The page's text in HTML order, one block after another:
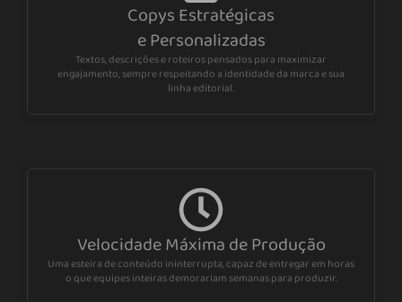
Copys Estratégicas
e Personalizadas
Textos, descrições e roteiros pensados para maximizar
engajamento, sempre respeitando a identidade da marca e sua
linha editorial.
Velocidade Máxima de Produção
Uma esteira de conteúdo ininterrupta, capaz de entregar em horas
o que equipes inteiras demorariam semanas para produzir.